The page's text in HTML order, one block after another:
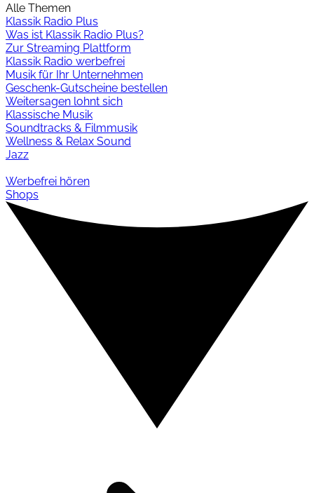
Alle Themen
Klassik Radio Plus
Was ist Klassik Radio Plus?
Zur Streaming Plattform
Klassik Radio werbefrei
Musik für Ihr Unternehmen
Geschenk-Gutscheine bestellen
Weitersagen lohnt sich
Klassische Musik
Soundtracks & Filmmusik
Wellness & Relax Sound
Jazz
Werbefrei hören
Shops